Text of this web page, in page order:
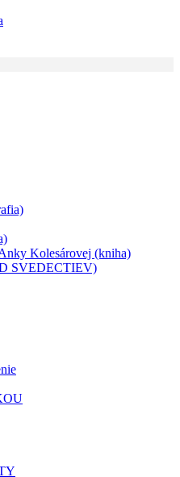
Kolesárovej (kniha)
SVEDECTIEV)